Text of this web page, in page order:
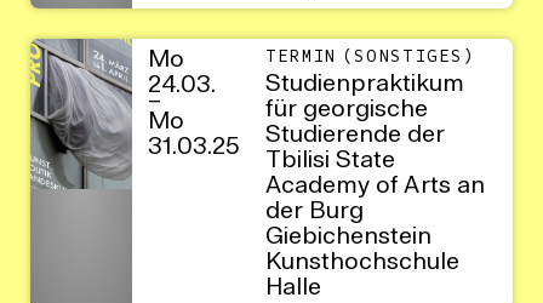
Mo
24.03.
–
Mo
31.03.25
TERMIN (SONSTIGES)
Studienpraktikum
für georgische
Studierende der
Tbilisi State
Academy of Arts an
der Burg
Giebichenstein
Kunsthochschule
Halle